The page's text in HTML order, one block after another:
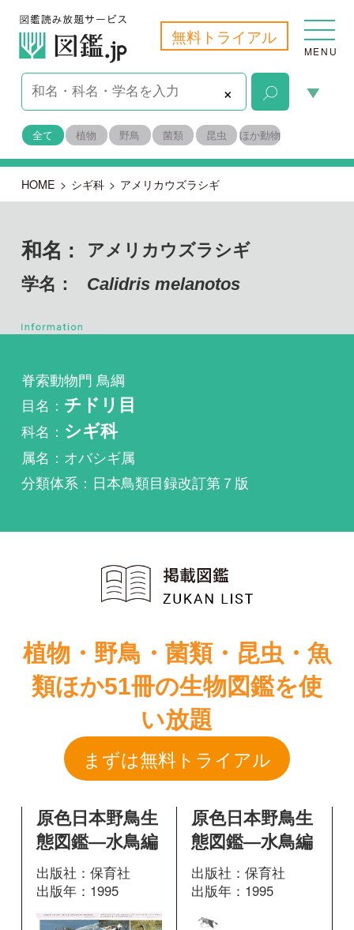
無料トライアル
MENU
×
全て 植物 野鳥 菌類 昆虫 ほか動物
学名： Calidris melanotos
目名：チドリ目
属名：オバシギ属
分類体系：日本鳥類目録改訂第７版
類ほか51冊の生物図鑑を使
い放題
原色日本野鳥生
出版年：1995
掲載ページ：163
ページ
図鑑を開く
原色日本野鳥生
態図鑑―水鳥編
出版社：保育社
掲載ページ： 184ペ
図鑑を開く